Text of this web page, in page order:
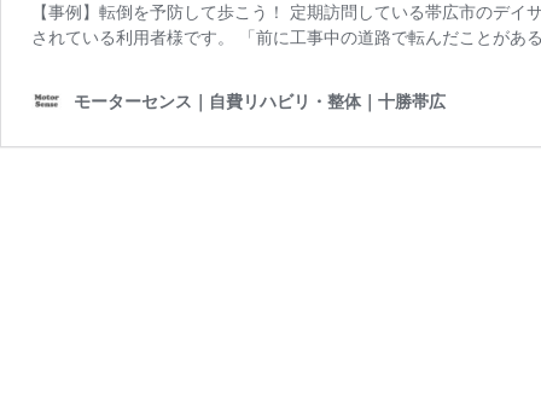
【事例】転倒を予防して歩こう！ 定期訪問している帯広市のデ
されている利用者様です。 「前に工事中の道路で転んだことが
モーターセンス｜自費リハビリ・整体｜十勝帯広